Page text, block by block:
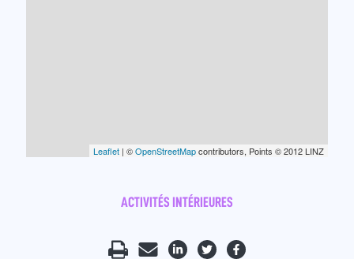
Leaflet | ©OpenStreetMapcontributors, Points © 2012 LINZ
ACTIVITÉS INTÉRIEURES